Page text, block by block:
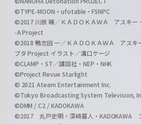
©TYPE-MOON・ufotable・FSNPC
©2017 川原 礫／ＫＡＤＯＫＡＷＡ アスキー
-A Project
©2018 鴨志田 一／ＫＡＤＯＫＡＷＡ アスキ
ブタ Project イラスト／溝口ケージ
©CLAMP・ST／講談社・NEP・NHK
©Project Revue Starlight
© 2021 Ateam Entertainment Inc.
©Tokyo Broadcasting System Television,
©DMM / C2 / KADOKAWA
©2017 丸戸史明・深崎暮人・KADOKAWA